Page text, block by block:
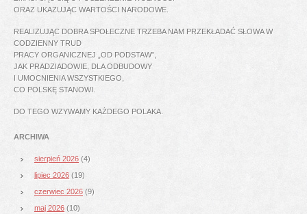
ORAZ UKAZUJĄC WARTOŚCI NARODOWE.
REALIZUJĄC DOBRA SPOŁECZNE TRZEBA NAM PRZEKŁADAĆ SŁOWA W
CODZIENNY TRUD
PRACY ORGANICZNEJ „OD PODSTAW”,
JAK PRADZIADOWIE, DLA ODBUDOWY
I UMOCNIENIA WSZYSTKIEGO,
CO POLSKĘ STANOWI.
DO TEGO WZYWAMY KAŻDEGO POLAKA.
ARCHIWA
sierpień 2026 (4)
lipiec 2026 (19)
czerwiec 2026 (9)
maj 2026 (10)